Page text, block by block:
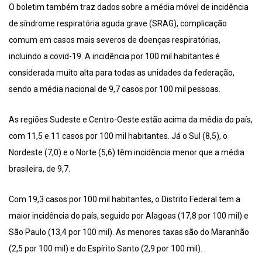
O boletim também traz dados sobre a média móvel de incidência
de síndrome respiratória aguda grave (SRAG), complicação
comum em casos mais severos de doenças respiratórias,
incluindo a covid-19. A incidência por 100 mil habitantes é
considerada muito alta para todas as unidades da federação,
sendo a média nacional de 9,7 casos por 100 mil pessoas.
As regiões Sudeste e Centro-Oeste estão acima da média do país,
com 11,5 e 11 casos por 100 mil habitantes. Já o Sul (8,5), o
Nordeste (7,0) e o Norte (5,6) têm incidência menor que a média
brasileira, de 9,7.
Com 19,3 casos por 100 mil habitantes, o Distrito Federal tem a
maior incidência do país, seguido por Alagoas (17,8 por 100 mil) e
São Paulo (13,4 por 100 mil). As menores taxas são do Maranhão
(2,5 por 100 mil) e do Espírito Santo (2,9 por 100 mil).